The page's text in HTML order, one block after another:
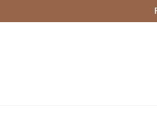
Doručení a vrácení